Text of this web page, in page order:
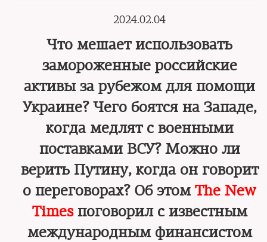
2024.02.04
Что мешает использовать
замороженные российские
активы за рубежом для помощи
Украине? Чего боятся на Западе,
когда медлят с военными
поставками ВСУ? Можно ли
верить Путину, когда он говорит
о переговорах? Об этом The New
Timesпоговорил c известным
международным финансистом